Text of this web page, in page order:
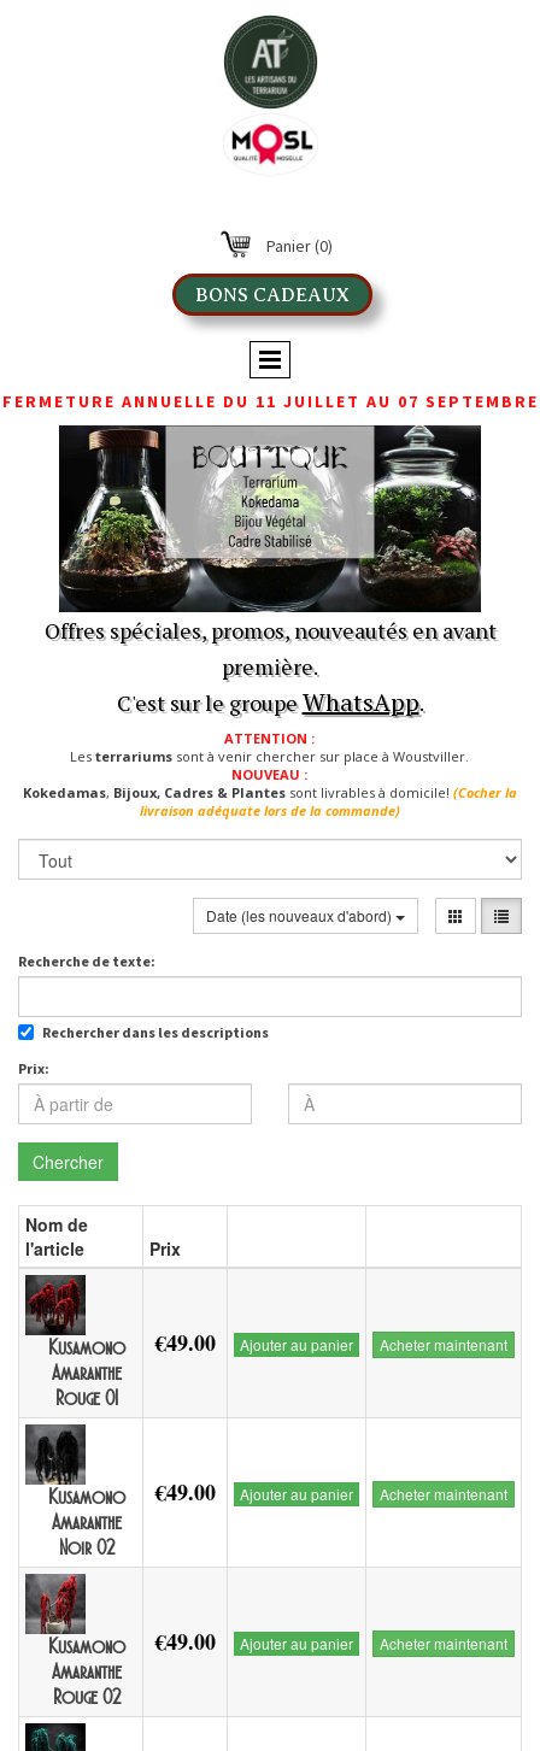
Panier(0)
BONS CADEAUX
FERMETURE ANNUELLE DU 11 JUILLET AU 07 SEPTEMBRE
Offres spéciales, promos, nouveautés en avant
première.
C'est sur le groupeWhatsApp.
ATTENTION :
Lesterrariums sont à venir chercher sur place à Woustviller.
NOUVEAU :
Kokedamas, Bijoux, Cadres & Plantessont livrables à domicile! (Cocher la
livraison adéquate lors de la commande)
Date (les nouveaux d'abord)
Recherche de texte:
Rechercher dans les descriptions
Prix:
Chercher
Nom de
l'article
Prix
Kusamono
Amaranthe
Rouge 01
€49.00 Ajouter au panier Acheter maintenant
Kusamono
Amaranthe
Noir 02
€49.00 Ajouter au panier Acheter maintenant
Kusamono
Amaranthe
Rouge 02
€49.00 Ajouter au panier Acheter maintenant